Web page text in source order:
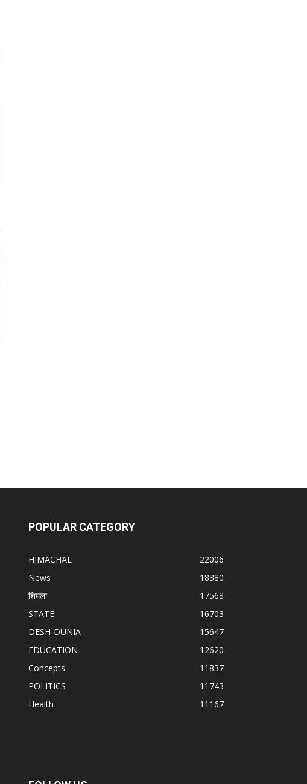
POPULAR CATEGORY
HIMACHAL
22006
News
18380
शिमला
17568
STATE
16703
DESH-DUNIA
15647
EDUCATION
12620
Concepts
11837
POLITICS
11743
Health
11167